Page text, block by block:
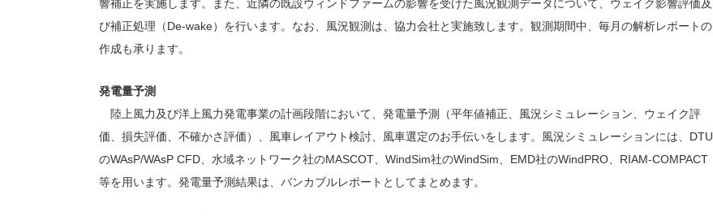
響補正を実施します。また、近隣の既設ウィンドファームの影響を受けた風況観測データについて、ウェイク影響評価及
び補正処理（De-wake）を行います。なお、風況観測は、協力会社と実施致します。観測期間中、毎月の解析レポートの
作成も承ります。
発電量予測
陸上風力及び洋上風力発電事業の計画段階において、発電量予測（平年値補正、風況シミュレーション、ウェイク評
価、損失評価、不確かさ評価）、風車レイアウト検討、風車選定のお手伝いをします。風況シミュレーションには、DTU
のWAsP/WAsP CFD、水域ネットワーク社のMASCOT、WindSim社のWindSim、EMD社のWindPRO、RIAM-COMPACT
等を用います。発電量予測結果は、バンカブルレポートとしてまとめます。